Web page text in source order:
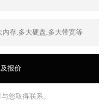
您取得联系。